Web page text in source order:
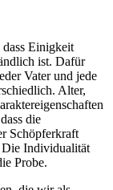
Einigkeit
ist. Dafür
Vater und jede
Alter,
die
Schöpferkraft
Die Individualität
Probe.